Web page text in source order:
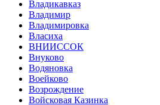
Владикавказ
Владимир
Владимировка
Власиха
ВНИИССОК
Внуково
Водяновка
Воейково
Возрождение
Войсковая Казинка